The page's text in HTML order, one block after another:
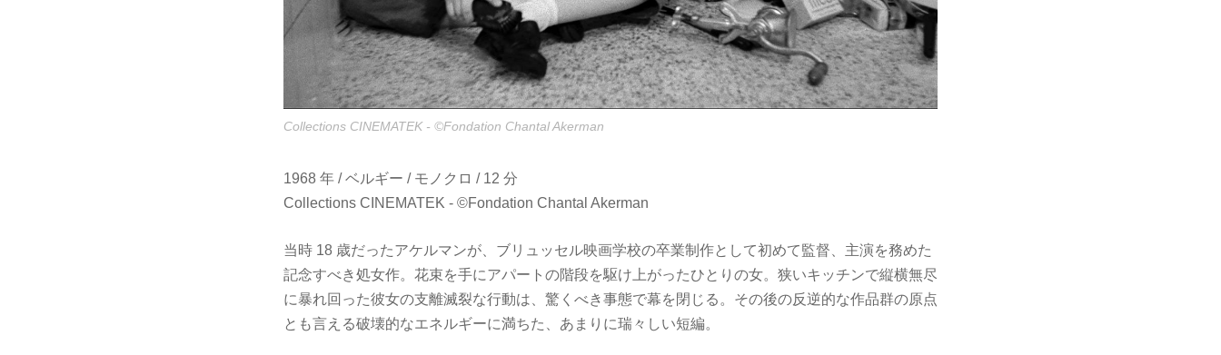
Collections CINEMATEK - ©Fondation Chantal Akerman
1968 年 / ベルギー / モノクロ / 12 分
Collections CINEMATEK - ©Fondation Chantal Akerman
当時 18 歳だったアケルマンが、ブリュッセル映画学校の卒業制作として初めて監督、主演を務めた
記念すべき処女作。花束を手にアパートの階段を駆け上がったひとりの女。狭いキッチンで縦横無尽
に暴れ回った彼女の支離滅裂な行動は、驚くべき事態で幕を閉じる。その後の反逆的な作品群の原点
とも言える破壊的なエネルギーに満ちた、あまりに瑞々しい短編。